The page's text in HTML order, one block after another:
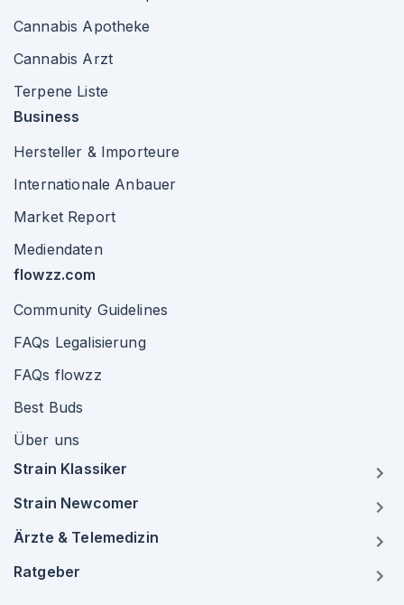
Cannabis Apotheke
Cannabis Arzt
Terpene Liste
Business
Hersteller & Importeure
Internationale Anbauer
Market Report
Mediendaten
flowzz.com
Community Guidelines
FAQs Legalisierung
FAQs flowzz
Best Buds
Über uns
Strain Klassiker
Strain Newcomer
Ärzte & Telemedizin
Ratgeber